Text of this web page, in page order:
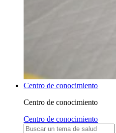
Centro de conocimiento
Centro de conocimiento
Centro de conocimiento